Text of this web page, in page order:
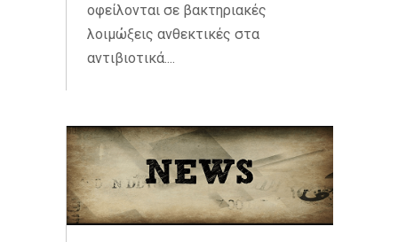
οφείλονται σε βακτηριακές
λοιμώξεις ανθεκτικές στα
αντιβιοτικά....